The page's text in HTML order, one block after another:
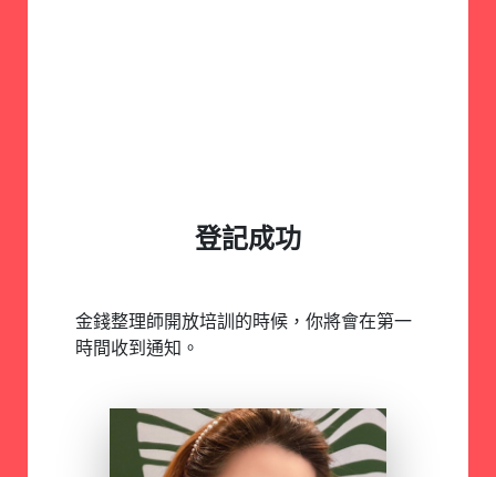
登記成功
金錢整理師開放培訓的時候，你將會在第一
時間收到通知。